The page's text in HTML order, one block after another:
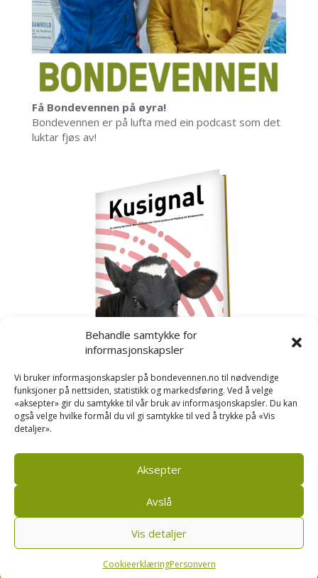
Behandle samtykke for
informasjonskapsler
Vi bruker informasjonskapsler på bondevennen.no til nødvendige
funksjoner på nettsiden, statistikk og markedsføring. Ved å velge
«aksepter» gir du samtykke til vår bruk av informasjonskapsler. Du kan
også velge hvilke formål du vil gi samtykke til ved å trykke på «Vis
detaljer».
Aksepter
Avslå
Vis detaljer
CookieerklæringPersonvern
Få Bondevennen på øyra!
Bondevennen er på lufta med ein podcast som det
luktar fjøs av!
Kusignal
Bondevennen SA, Pb 208, sentrum, 4001 Stavanger
Personvern og cookies regler